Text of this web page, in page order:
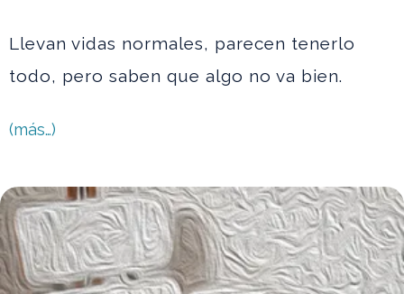
Llevan vidas normales, parecen tenerlo
todo, pero saben que algo no va bien.
(más…)